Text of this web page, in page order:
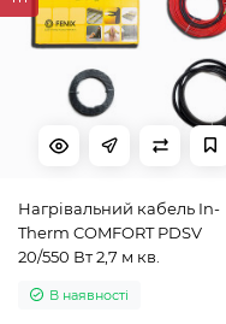
Нагрівальний кабель In-
Therm COMFORT PDSV
20/550 Вт 2,7 м кв.
В наявності